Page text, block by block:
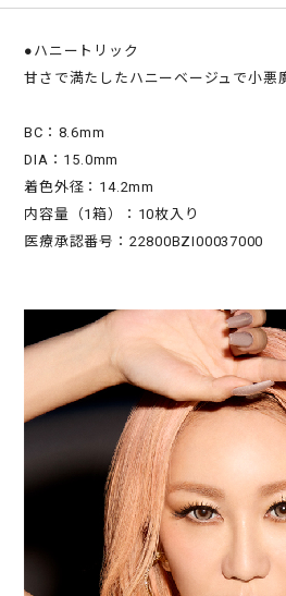
●ハニートリック
甘さで満たしたハニーベージュで小悪
BC：8.6mm
DIA：15.0mm
着色外径：14.2mm
内容量（1箱）：10枚入り
医療承認番号：22800BZI00037000